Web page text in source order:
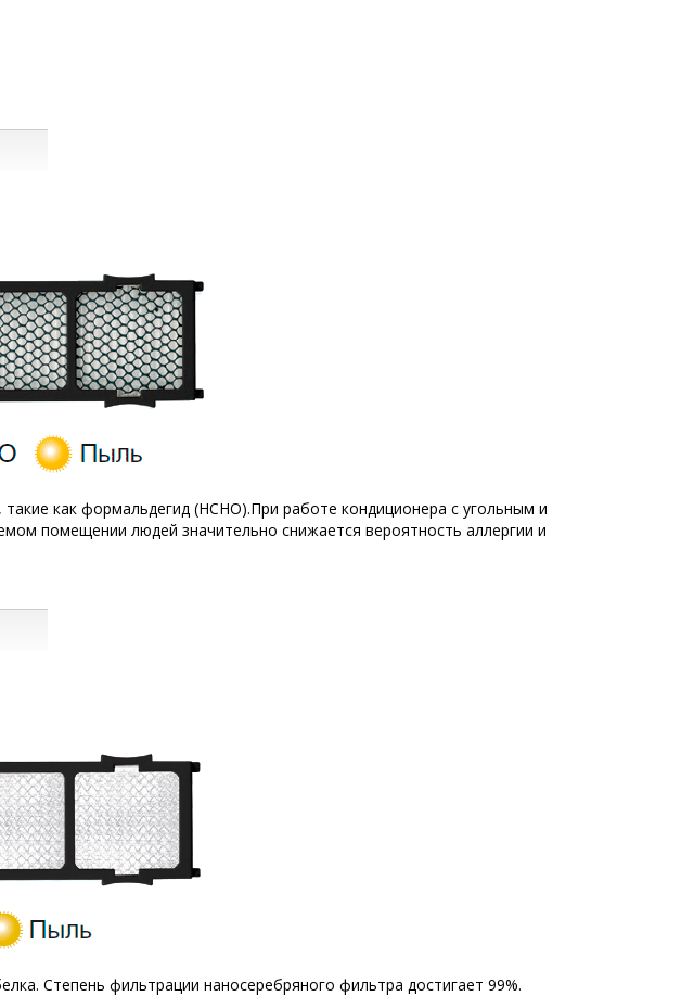
как формальдегид (НСНО).При работе кондиционера с угольным и
помещении людей значительно снижается вероятность аллергии и
Степень фильтрации наносеребряного фильтра достигает 99%.